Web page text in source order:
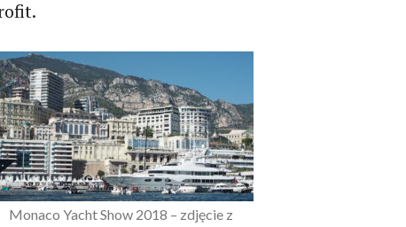
Monaco Yacht Show 2018 – zdjęcie z